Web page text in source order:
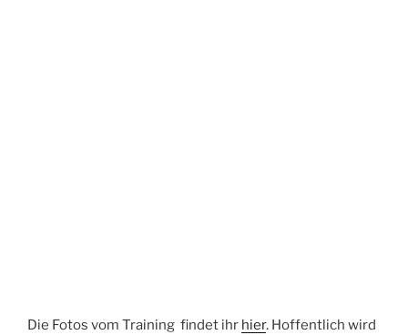
Die Fotos vom Training findet ihr hier. Hoffentlich wird